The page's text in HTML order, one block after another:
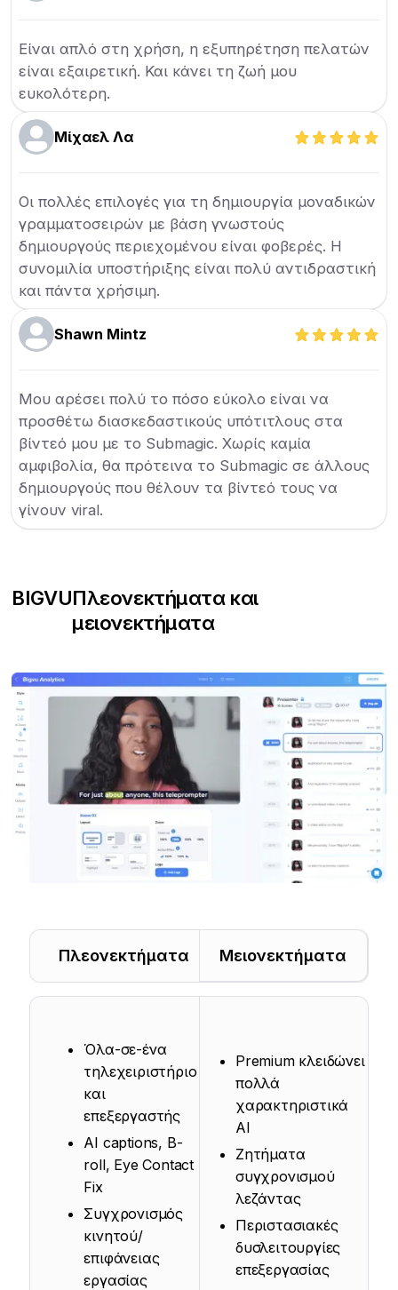
Είναι απλό στη χρήση, η εξυπηρέτηση πελατών
είναι εξαιρετική. Και κάνει τη ζωή μου
ευκολότερη.
Μίχαελ Λα
Οι πολλές επιλογές για τη δημιουργία μοναδικών
γραμματοσειρών με βάση γνωστούς
δημιουργούς περιεχομένου είναι φοβερές. Η
συνομιλία υποστήριξης είναι πολύ αντιδραστική
και πάντα χρήσιμη.
Shawn Mintz
Μου αρέσει πολύ το πόσο εύκολο είναι να
προσθέτω διασκεδαστικούς υπότιτλους στα
βίντεό μου με το Submagic. Χωρίς καμία
αμφιβολία, θα πρότεινα το Submagic σε άλλους
δημιουργούς που θέλουν τα βίντεό τους να
γίνουν viral.
BIGVUΠλεονεκτήματα και
μειονεκτήματα
Πλεονεκτήματα Μειονεκτήματα
Όλα-σε-ένα
τηλεχειριστήριο
και
επεξεργαστής
AI captions, B-
roll, Eye Contact
Fix
Συγχρονισμός
κινητού/
επιφάνειας
εργασίας
Premium κλειδώνει
πολλά
χαρακτηριστικά
AI
Ζητήματα
συγχρονισμού
λεζάντας
Περιστασιακές
δυσλειτουργίες
επεξεργασίας